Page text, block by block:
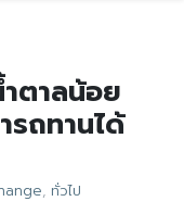
ตาลน้อย
รถทานได้
, ทั่วไป